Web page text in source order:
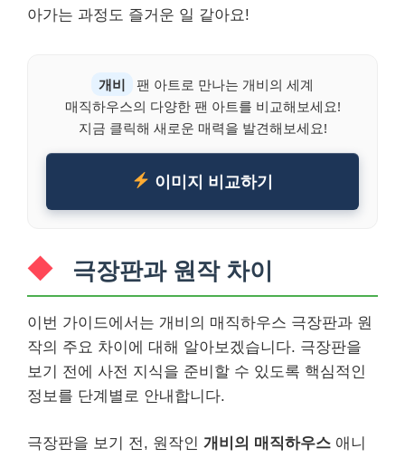
아가는 과정도 즐거운 일 같아요!
개비
팬 아트로 만나는 개비의 세계
매직하우스의 다양한 팬 아트를 비교해보세요!
지금 클릭해 새로운 매력을 발견해보세요!
이미지 비교하기
극장판과 원작 차이
이번 가이드에서는 개비의 매직하우스 극장판과 원
작의 주요 차이에 대해 알아보겠습니다. 극장판을
보기 전에 사전 지식을 준비할 수 있도록 핵심적인
정보를 단계별로 안내합니다.
극장판을 보기 전, 원작인 개비의 매직하우스 애니